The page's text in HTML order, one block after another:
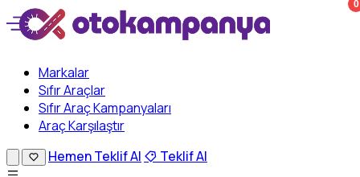
Markalar
Sıfır Araçlar
Sıfır Araç Kampanyaları
Araç Karşılaştır
0
Hemen Teklif Al Teklif Al